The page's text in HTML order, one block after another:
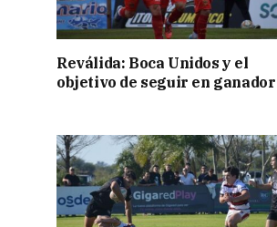
Reválida: Boca Unidos y el
objetivo de seguir en ganador